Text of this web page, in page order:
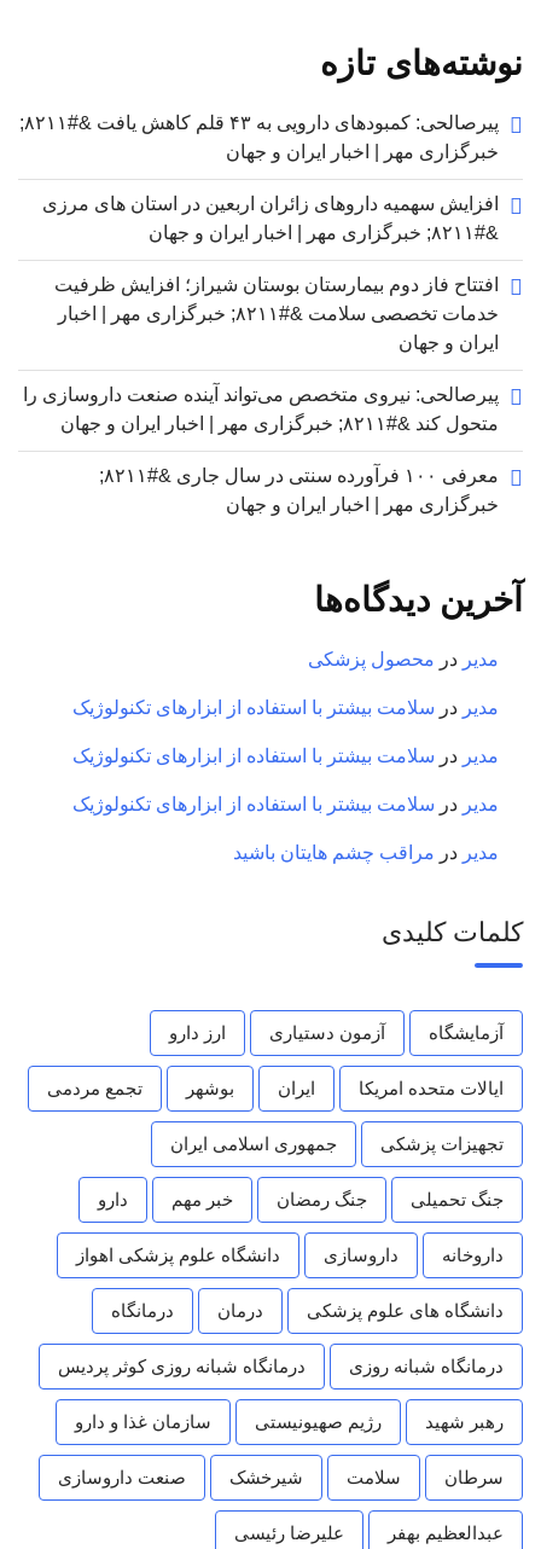
نوشته‌های تازه
پیرصالحی: کمبودهای دارویی به ۴۳ قلم کاهش یافت &#۸۲۱۱;
خبرگزاری مهر | اخبار ایران و جهان
افزایش سهمیه داروهای زائران اربعین در استان های مرزی
&#۸۲۱۱; خبرگزاری مهر | اخبار ایران و جهان
افتتاح فاز دوم بیمارستان بوستان شیراز؛ افزایش ظرفیت
خدمات تخصصی سلامت &#۸۲۱۱; خبرگزاری مهر | اخبار
ایران و جهان
پیرصالحی: نیروی متخصص می‌تواند آینده صنعت داروسازی را
متحول کند &#۸۲۱۱; خبرگزاری مهر | اخبار ایران و جهان
معرفی ۱۰۰ فرآورده سنتی در سال جاری &#۸۲۱۱;
خبرگزاری مهر | اخبار ایران و جهان
آخرین دیدگاه‌ها
مدیر در محصول پزشکی
مدیر در سلامت بیشتر با استفاده از ابزارهای تکنولوژیک
مدیر در سلامت بیشتر با استفاده از ابزارهای تکنولوژیک
مدیر در سلامت بیشتر با استفاده از ابزارهای تکنولوژیک
مدیر در مراقب چشم هایتان باشید
کلمات کلیدی
آزمایشگاه آزمون دستیاری ارز دارو
ایالات متحده امریکا ایران بوشهر تجمع مردمی
تجهیزات پزشکی جمهوری اسلامی ایران
جنگ تحمیلی جنگ رمضان خبر مهم دارو
داروخانه داروسازی دانشگاه علوم پزشکی اهواز
دانشگاه های علوم پزشکی درمان درمانگاه
درمانگاه شبانه روزی درمانگاه شبانه روزی کوثر پردیس
رهبر شهید رژیم صهیونیستی سازمان غذا و دارو
سرطان سلامت شیرخشک صنعت داروسازی
عبدالعظیم بهفر علیرضا رئیسی